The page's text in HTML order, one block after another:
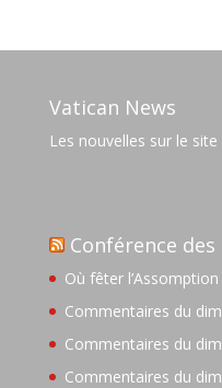
Vatican News
Les nouvelles sur le site
Conférence des
Où fêter l’Assomption
Commentaires du
Commentaires du
Commentaires du